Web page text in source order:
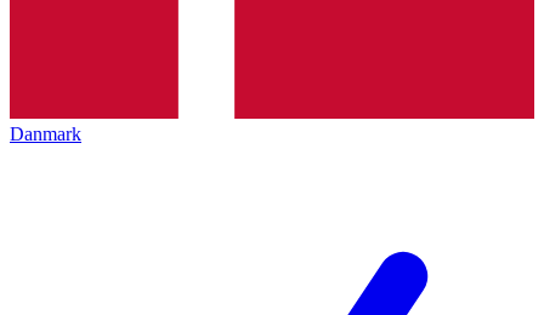
Danmark